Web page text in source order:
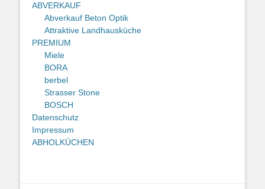
ABVERKAUF
Abverkauf Beton Optik
Attraktive Landhausküche
PREMIUM
Miele
BORA
berbel
Strasser Stone
BOSCH
Datenschutz
Impressum
ABHOLKÜCHEN